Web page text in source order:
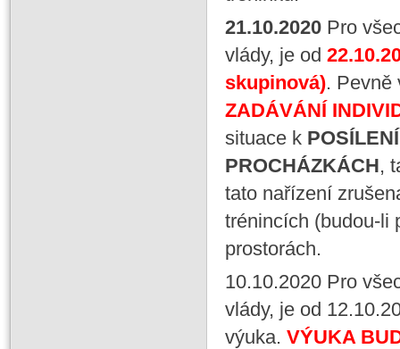
21.10.2020 Pro
vlády, je od
skupinová). Pevně
ZADÁVÁNÍ
situace k
PROCHÁZKÁCH,
tato nařízení
trénincích (budou-li
prostorách.
10.10.2020 Pro
vlády, je od
výuka. VÝUKA